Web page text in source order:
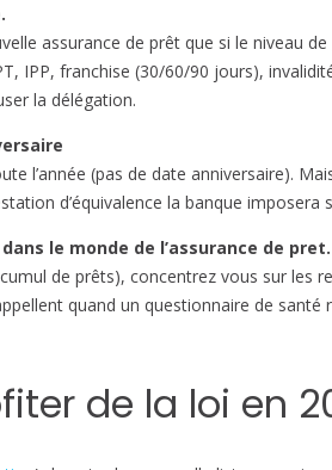
c
e
q
n
e
p
assurance de prêt que si le niveau
IPP, franchise (30/60/90 jours),
la délégation.
l’année (pas de date anniversaire).
d’équivalence la banque imposera
le monde de l’assurance de pret.
de prêts), concentrez vous sur les
quand un questionnaire de santé
de la loi en